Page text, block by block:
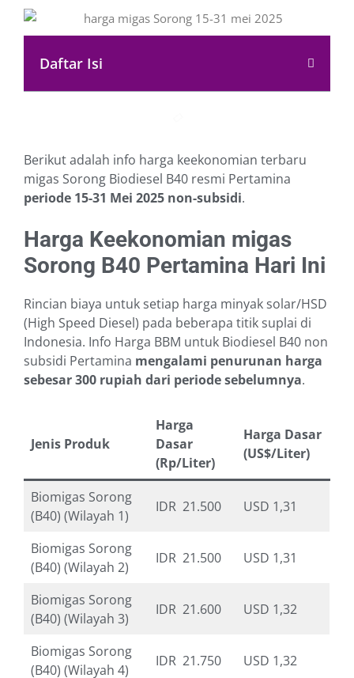
Daftar Isi
Berikut adalah info harga keekonomian terbaru
migas Sorong Biodiesel B40 resmi Pertamina
periode 15-31 Mei 2025 non-subsidi.
Harga Keekonomian migas
Sorong B40 Pertamina Hari Ini
Rincian biaya untuk setiap harga minyak solar/HSD
(High Speed Diesel) pada beberapa titik suplai di
Indonesia. Info Harga BBM untuk Biodiesel B40 non
subsidi Pertamina mengalami penurunan harga
sebesar 300 rupiah dari periode sebelumnya.
Jenis Produk
Harga
Dasar
(Rp/Liter)
Harga Dasar
(US$/Liter)
Biomigas Sorong
(B40) (Wilayah 1)
IDR 21.500 USD 1,31
Biomigas Sorong
(B40) (Wilayah 2)
IDR 21.500 USD 1,31
Biomigas Sorong
(B40) (Wilayah 3)
IDR 21.600 USD 1,32
Biomigas Sorong
(B40) (Wilayah 4)
IDR 21.750 USD 1,32